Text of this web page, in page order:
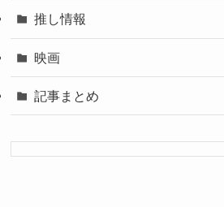
推し情報
映画
記事まとめ